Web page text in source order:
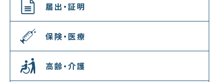
届出・証明
保険・医療
高齢・介護